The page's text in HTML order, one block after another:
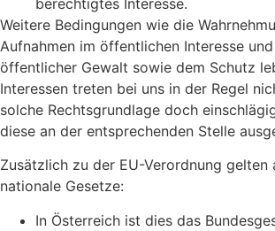
berechtigtes Interesse.
Weitere Bedingungen wie die
Aufnahmen im öffentlichen Interesse
öffentlicher Gewalt sowie dem Schutz
Interessen treten bei uns in der Regel
solche Rechtsgrundlage doch
diese an der entsprechenden Stelle
Zusätzlich zu der EU-Verordnung gelten
nationale Gesetze:
In Österreich ist dies das